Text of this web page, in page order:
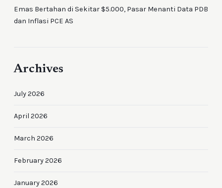
Emas Bertahan di Sekitar $5.000, Pasar Menanti Data PDB
dan Inflasi PCE AS
Archives
July 2026
April 2026
March 2026
February 2026
January 2026